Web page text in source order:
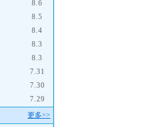
8.6
8.5
8.4
8.3
8.3
7.31
7.30
7.29
更多>>